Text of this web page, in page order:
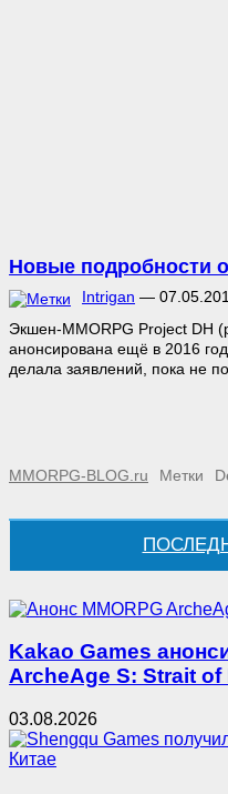
Новые подробности
Intrigan —
Экшен-MMORPG Project DH
анонсирована ещё в 2016
делала заявлений, пока не
MMORPG-BLOG.ru Метки
Kakao Games
ArcheAge S: Strait of
03.08.2026